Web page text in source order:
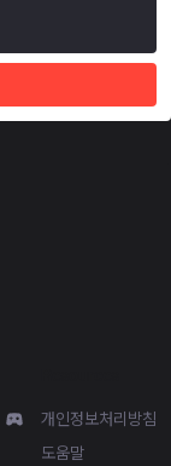
개인정보처리방침
도움말